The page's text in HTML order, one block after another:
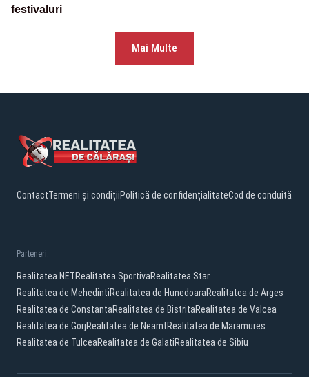
festivaluri
Mai Multe
ContactTermeni și condițiiPolitică de confidențialitateCod de conduită
Parteneri:
Realitatea.NETRealitatea SportivaRealitatea Star
Realitatea de MehedintiRealitatea de HunedoaraRealitatea de Arges
Realitatea de ConstantaRealitatea de BistritaRealitatea de Valcea
Realitatea de GorjRealitatea de NeamtRealitatea de Maramures
Realitatea de TulceaRealitatea de GalatiRealitatea de Sibiu